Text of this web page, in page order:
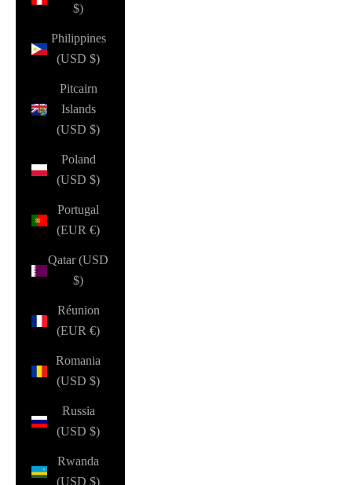
$)
Philippines
(USD $)
Pitcairn
Islands
(USD $)
Poland
(USD $)
Portugal
(EUR €)
Qatar (USD
$)
Réunion
(EUR €)
Romania
(USD $)
Russia
(USD $)
Rwanda
(USD $)